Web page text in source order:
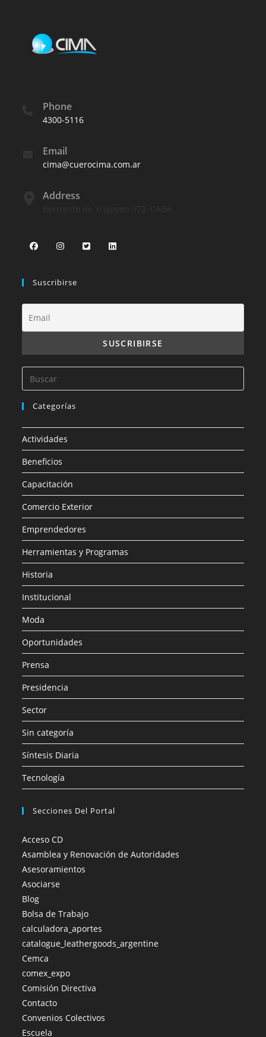
Phone
4300-5116
Email
cima@cuerocima.com.ar
Address
Suscribirse
Categorías
Actividades
Beneficios
Capacitación
Comercio Exterior
Emprendedores
Herramientas y Programas
Historia
Institucional
Moda
Oportunidades
Prensa
Presidencia
Sector
Sin categoría
Síntesis Diaria
Tecnología
Secciones Del Portal
Acceso CD
Asamblea y Renovación de Autoridades
Asesoramientos
Asociarse
Blog
Bolsa de Trabajo
calculadora_aportes
catalogue_leathergoods_argentine
Cemca
comex_expo
Comisión Directiva
Contacto
Convenios Colectivos
Escuela